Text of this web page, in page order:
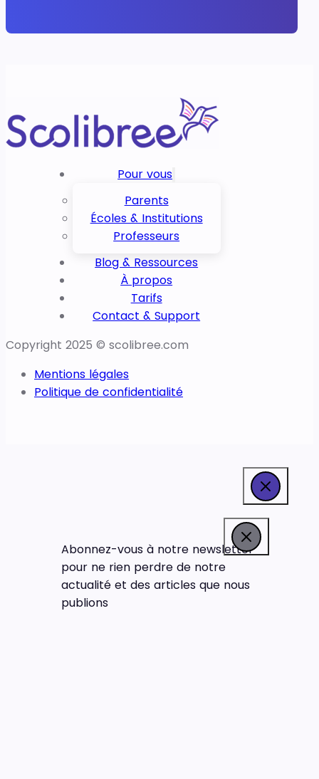
Pour vous
Parents
Écoles & Institutions
Professeurs
Blog & Ressources
À propos
Tarifs
Contact & Support
Copyright 2025 © scolibree.com
Mentions légales
Politique de confidentialité
Abonnez-vous à notre newsletter
pour ne rien perdre de notre
actualité et des articles que nous
publions